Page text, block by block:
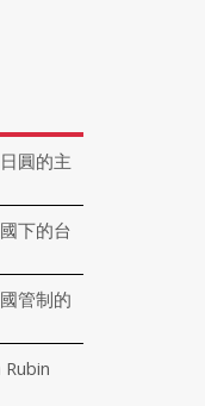
圓的主
下的台
管制的